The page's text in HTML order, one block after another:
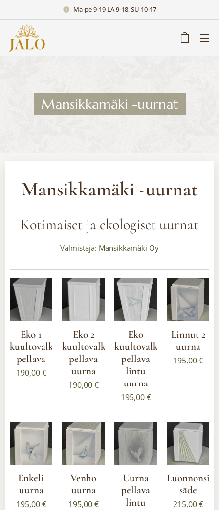
Ma-pe 9-19 LA 9-18, SU 10-17
Mansikkamäki -uurnat
Mansikkamäki -uurnat
Kotimaiset ja ekologiset uurnat
Valmistaja: Mansikkamäki Oy
Eko 1
kuultovalkoinen
pellava
190,00€
Eko 2
kuultovalkoinen
pellava
uurna
190,00€
Eko
kuultovalkoinen
pellava
lintu
uurna
195,00€
Linnut 2
uurna
195,00€
Enkeli
uurna
195,00€
Venho
uurna
195,00€
Uurna
pellava
lintu
säde
215,00€